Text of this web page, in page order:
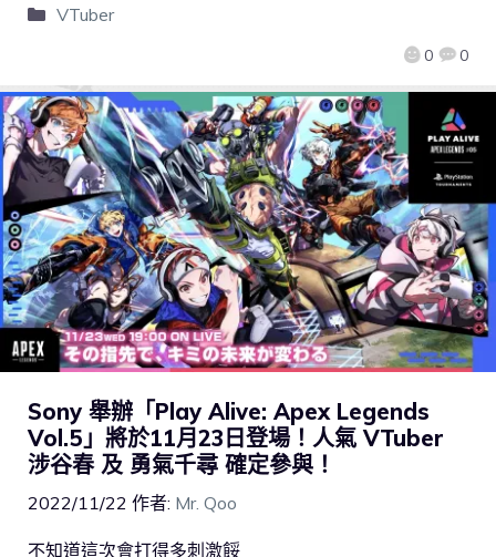
0 0
VTuber
Sony 舉辦「Play Alive: Apex Legends
Vol.5」將於11月23日登場！人氣 VTuber
涉谷春 及 勇氣千尋 確定參與！
2022/11/22 作者: Mr. Qoo
不知道這次會打得多刺激餒